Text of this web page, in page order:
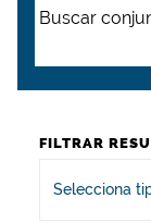
FILTRAR
Selecciona